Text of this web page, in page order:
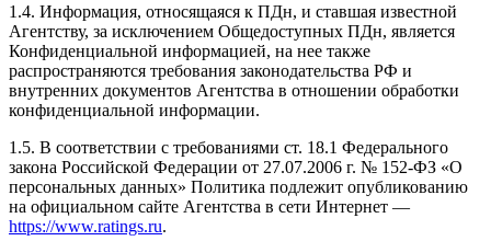
1.4. Информация, относящаяся к ПДн, и ставшая известной
Агентству, за исключением Общедоступных ПДн, является
Конфиденциальной информацией, на нее также
распространяются требования законодательства РФ и
внутренних документов Агентства в отношении обработки
конфиденциальной информации.
1.5. В соответствии с требованиями ст. 18.1 Федерального
закона Российской Федерации от 27.07.2006 г. № 152-ФЗ «О
персональных данных» Политика подлежит опубликованию
на официальном сайте Агентства в сети Интернет —
https://www.ratings.ru.